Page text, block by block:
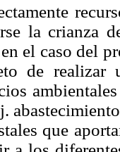
la crianza
el caso del
de realizar
que